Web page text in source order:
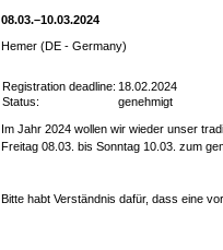
08.03.–10.03.2024
Hemer (DE - Germany)
Registration deadline: 18.02.2024
Status:
genehmigt
Im Jahr 2024 wollen wir wieder unser
Freitag 08.03. bis Sonntag 10.03. zum
Bitte habt Verständnis dafür, dass eine